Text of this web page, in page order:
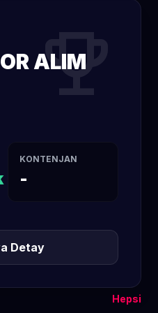
trophy
ALIM
KONTENJAN
-
Detay
Hepsi